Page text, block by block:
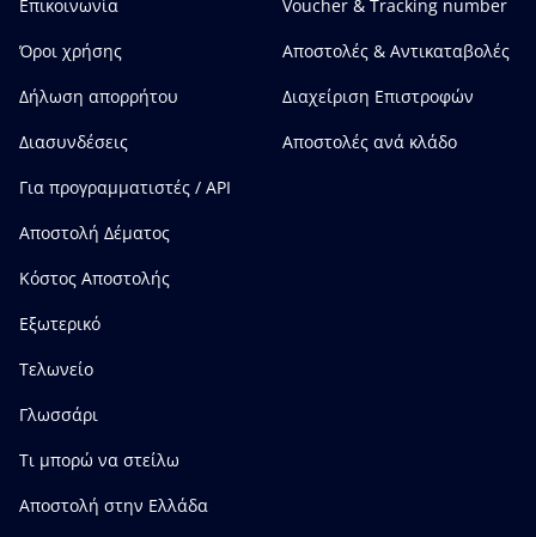
Επικοινωνία
Όροι χρήσης
Δήλωση απορρήτου
Διασυνδέσεις
Για προγραμματιστές / API
Αποστολή Δέματος
Κόστος Αποστολής
Εξωτερικό
Τελωνείο
Γλωσσάρι
Τι μπορώ να στείλω
Αποστολή στην Ελλάδα
Voucher & Tracking number
Αποστολές & Αντικαταβολές
Διαχείριση Επιστροφών
Αποστολές ανά κλάδο